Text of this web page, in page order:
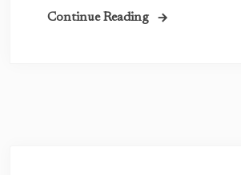
Continue Reading